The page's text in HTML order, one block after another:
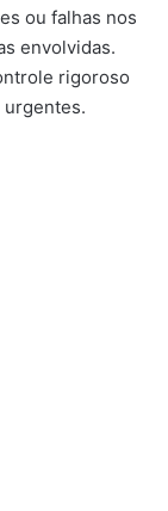
ou falhas nos
envolvidas.
rigoroso
urgentes.